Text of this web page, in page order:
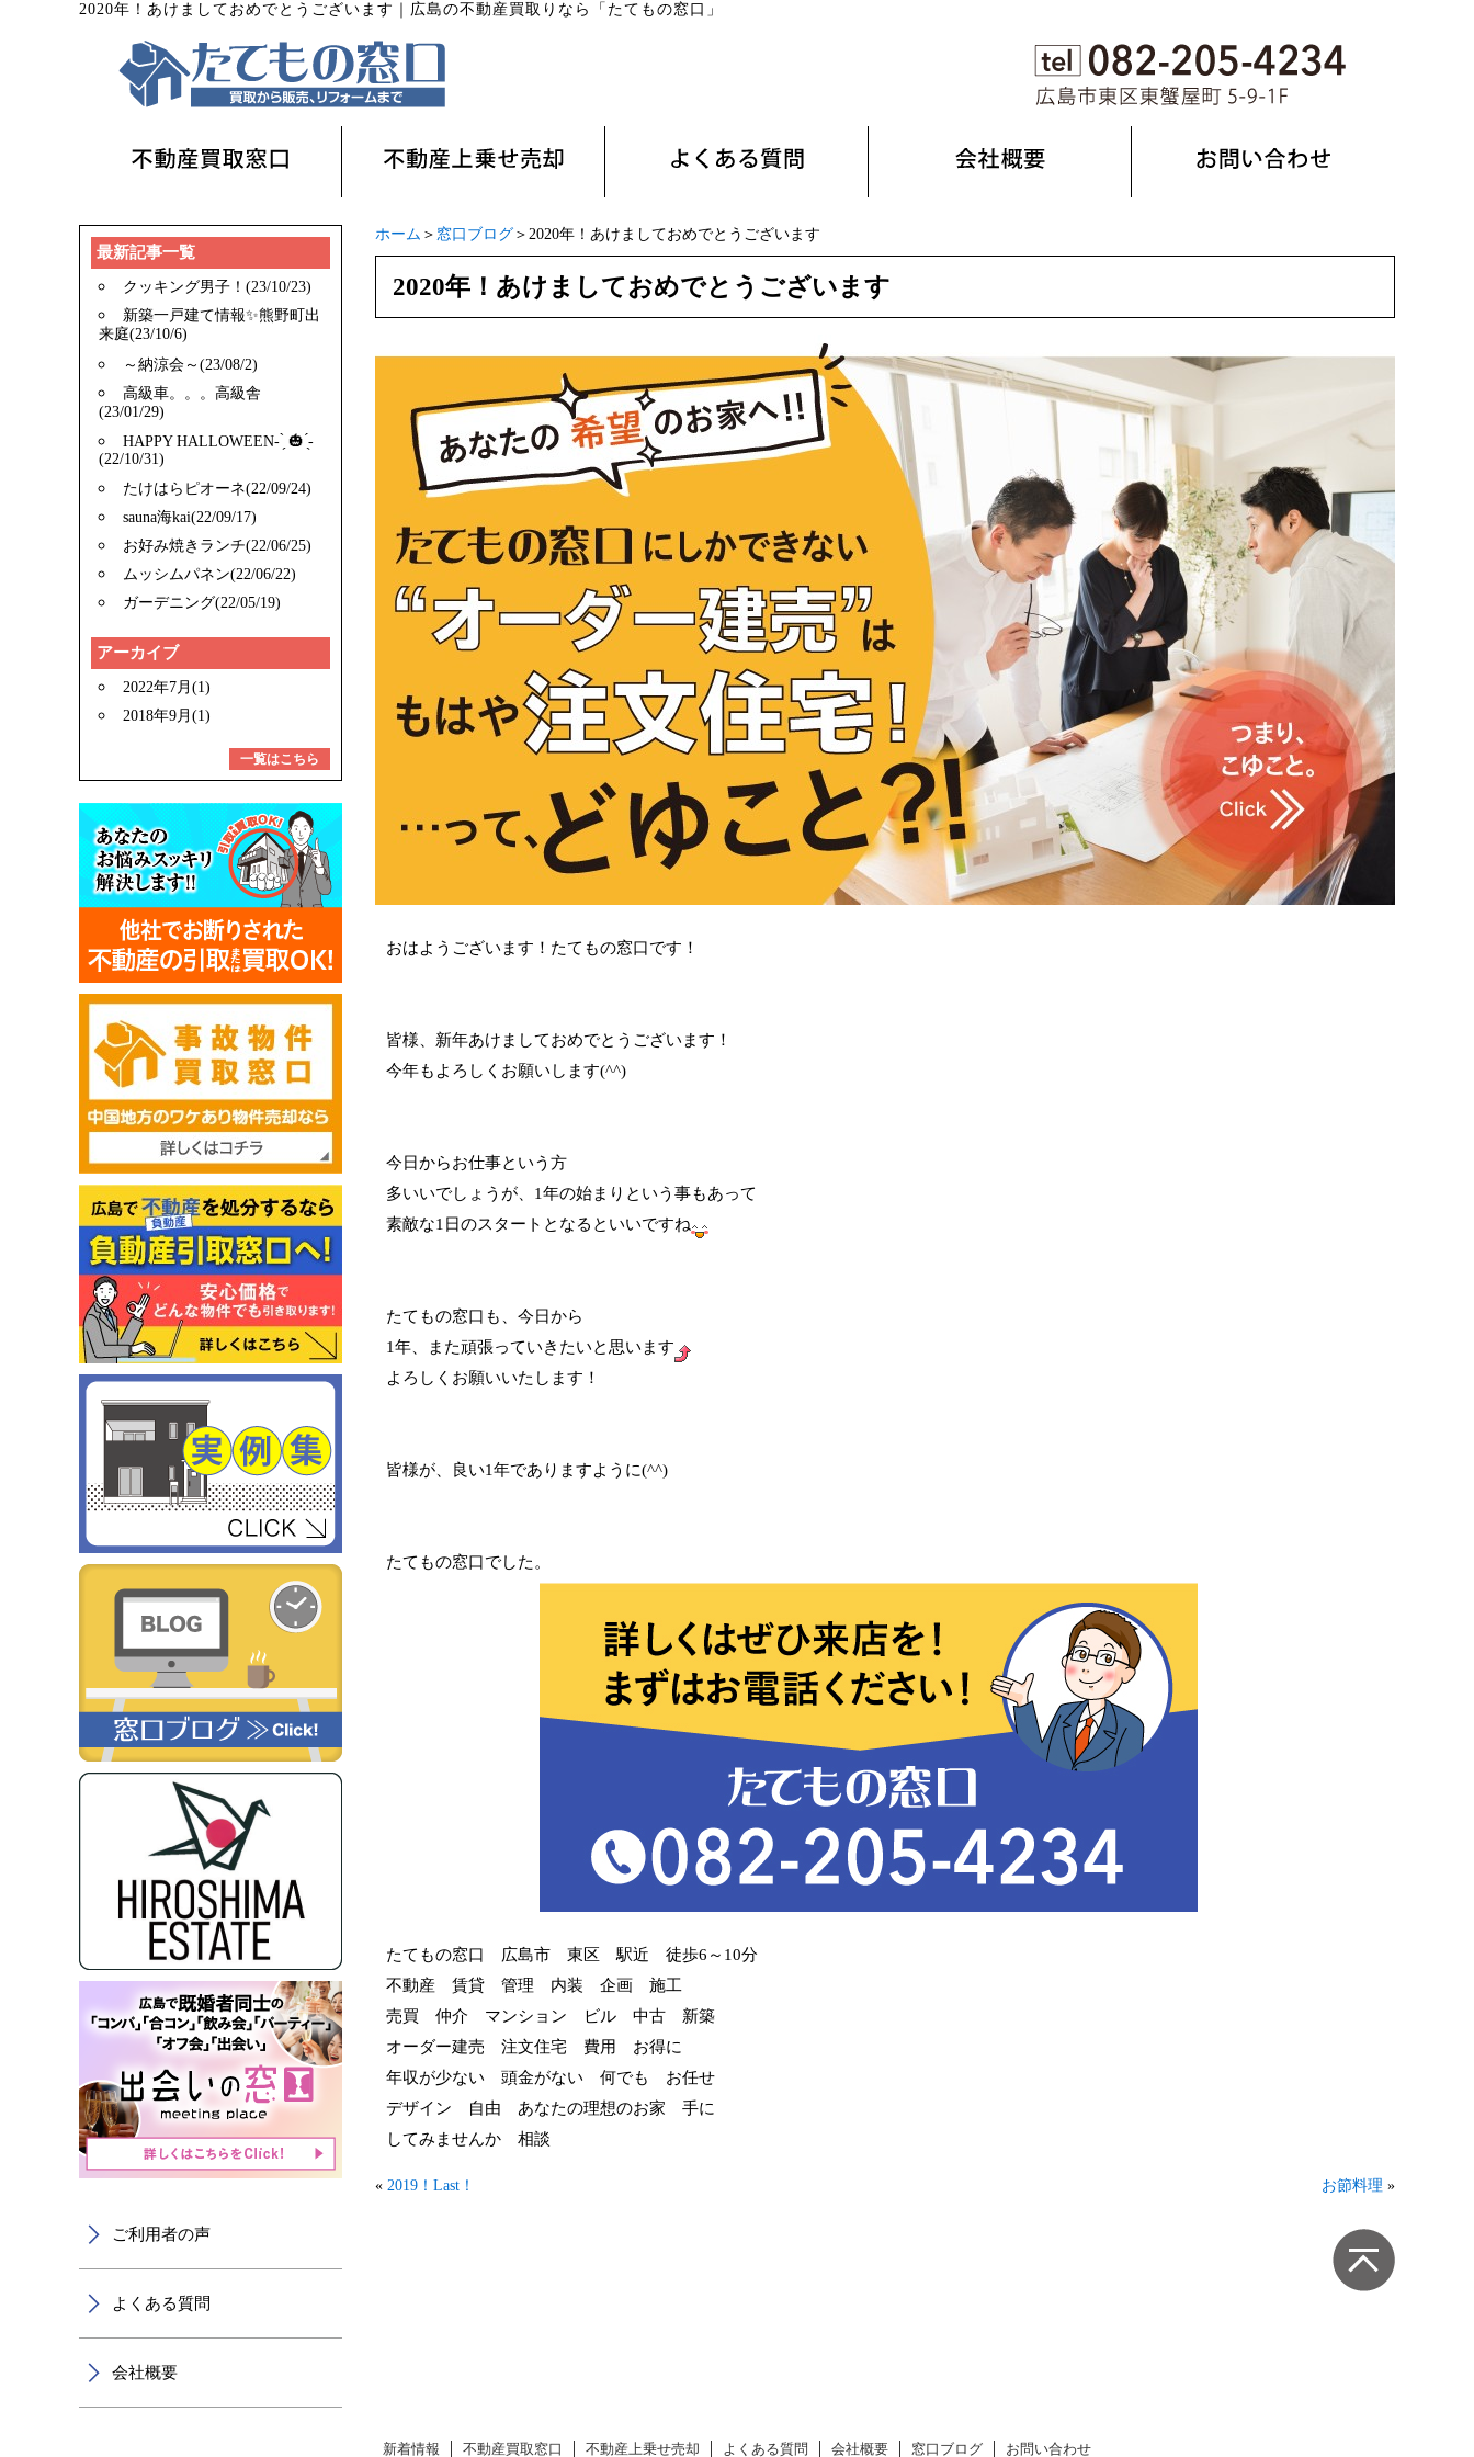
2020年！あけましておめでとうございます 広島の不動産買取りなら「たてもの窓口」
ホーム ＞ 窓口ブログ ＞2020年！あけましておめでとうございます
2020年！あけましておめでとうございます
おはようございます！たてもの窓口です！
皆様、新年あけましておめでとうございます！
今年もよろしくお願いします(^^)
今日からお仕事という方
多いいでしょうが、1年の始まりという事もあって
素敵な1日のスタートとなるといいですね
たてもの窓口も、今日から
1年、また頑張っていきたいと思います
よろしくお願いいたします！
皆様が、良い1年でありますように(^^)
たてもの窓口でした。
たてもの窓口 広島市 東区 駅近 徒歩6～10分
不動産 賃貸 管理 内装 企画 施工
売買 仲介 マンション ビル 中古 新築
オーダー建売 注文住宅 費用 お得に
年収が少ない 頭金がない 何でも お任せ
デザイン 自由 あなたの理想のお家 手に
してみませんか 相談
« 2019！Last！ お節料理 »
最新記事一覧
クッキング男子！(23/10/23)
新築一戸建て情報✨️熊野町出
来庭(23/10/6)
～納涼会～(23/08/2)
高級車。。。高級舎
(23/01/29)
HAPPY HALLOWEEN- ̗̀ 🎃 ̖́-
(22/10/31)
たけはらピオーネ(22/09/24)
sauna海kai(22/09/17)
お好み焼きランチ(22/06/25)
ムッシムパネン(22/06/22)
ガーデニング(22/05/19)
アーカイブ
2022年7月(1)
2018年9月(1)
一覧はこちら
ご利用者の声
よくある質問
会社概要
新着情報 不動産買取窓口 不動産上乗せ売却 よくある質問 会社概要 窓口ブログ お問い合わせ